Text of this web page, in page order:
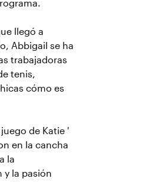
llegó a
Abbigail se ha
trabajadoras
tenis,
cómo es
de Katie '
en la cancha
la
y la pasión